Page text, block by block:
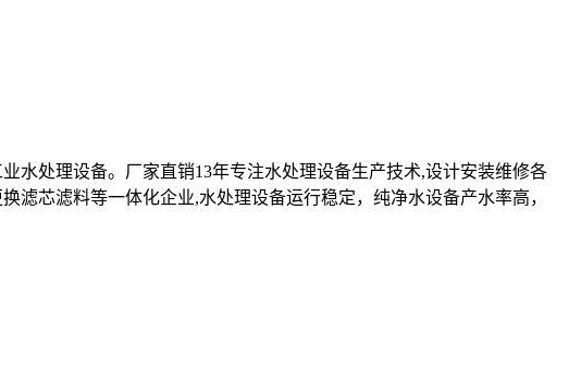
水处理设备。厂家直销13年专注水处理设备生产技术,设计安装维修各
芯滤料等一体化企业,水处理设备运行稳定，纯净水设备产水率高，